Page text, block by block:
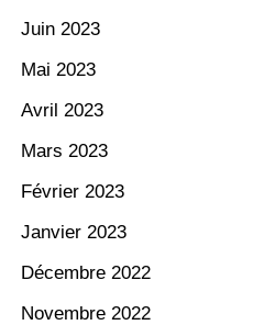
Juin 2023
Mai 2023
Avril 2023
Mars 2023
Février 2023
Janvier 2023
Décembre 2022
Novembre 2022